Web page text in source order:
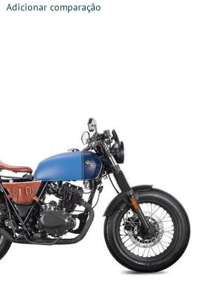
Adicionar comparação